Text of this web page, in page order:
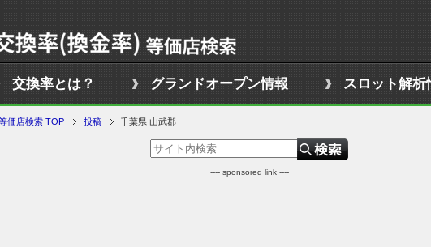
交換率とは？ グランドオープン情報 スロット解析
価店検索 TOP 投稿 千葉県 山武郡
---- sponsored link ----